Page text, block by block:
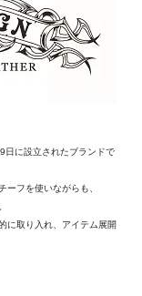
日に設立されたブランドで
ーフを使いながらも、
に取り入れ、アイテム展開